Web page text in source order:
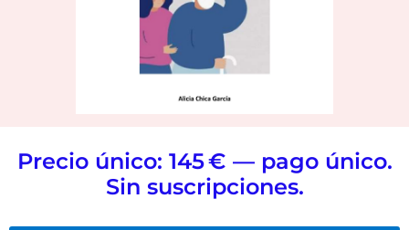
Precio único: 145 € — pago único.
Sin suscripciones.